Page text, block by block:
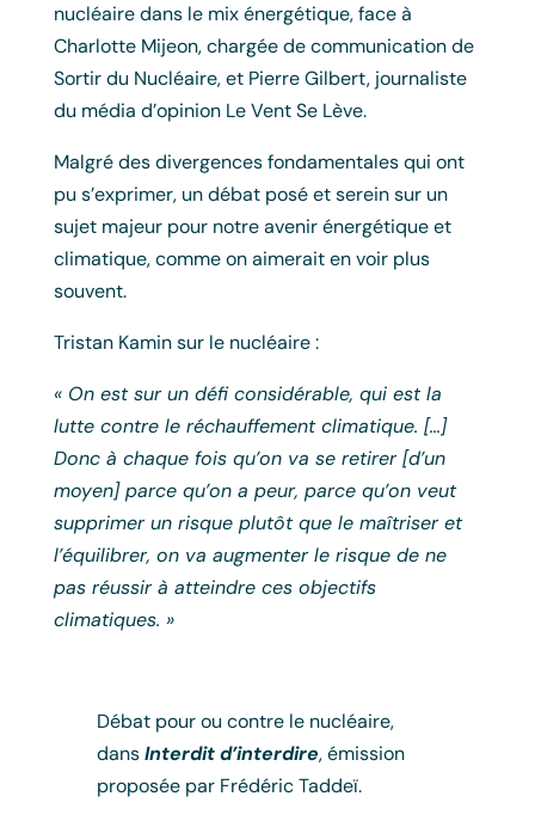
nucléaire dans le mix énergétique, face à
Charlotte Mijeon, chargée de communication de
Sortir du Nucléaire, et Pierre Gilbert, journaliste
du média d’opinion Le Vent Se Lève.
Malgré des divergences fondamentales qui ont
pu s’exprimer, un débat posé et serein sur un
sujet majeur pour notre avenir énergétique et
climatique, comme on aimerait en voir plus
souvent.
Tristan Kamin sur le nucléaire :
« On est sur un défi considérable, qui est la
lutte contre le réchauffement climatique. […]
Donc à chaque fois qu’on va se retirer [d’un
moyen] parce qu’on a peur, parce qu’on veut
supprimer un risque plutôt que le maîtriser et
l’équilibrer, on va augmenter le risque de ne
pas réussir à atteindre ces objectifs
climatiques. »
Débat pour ou contre le nucléaire,
dans Interdit d’interdire, émission
proposée par Frédéric Taddeï.